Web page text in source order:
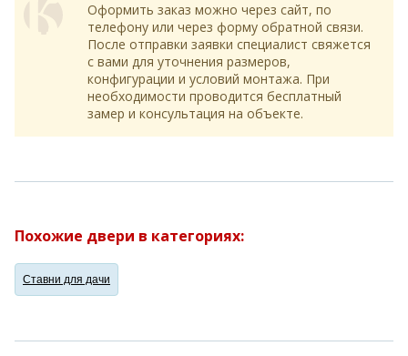
Оформить заказ можно через сайт, по
телефону или через форму обратной связи.
После отправки заявки специалист свяжется
с вами для уточнения размеров,
конфигурации и условий монтажа. При
необходимости проводится бесплатный
замер и консультация на объекте.
Похожие двери в категориях:
Ставни для дачи